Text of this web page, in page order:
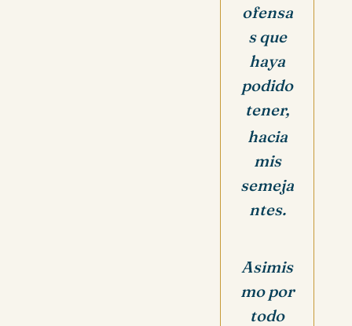
ofensa
s que
haya
podido
tener,
hacia
mis
semeja
ntes.
Asimis
mo por
todo